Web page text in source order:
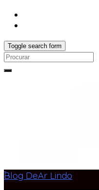
Toggle search form
Search
Blog DeAr Lindo